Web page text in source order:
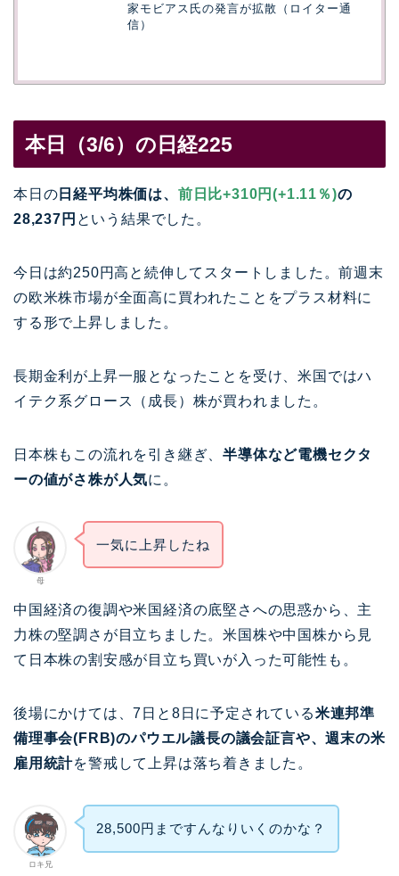
家モビアス氏の発言が拡散（ロイター通
信）
本日（3/6）の日経225
本日の 日経平均株価は、 前日比+310円(+1.11％)の
28,237円 という結果でした。
今日は約250円高と続伸してスタートしました。前週末
の欧米株市場が全面高に買われたことをプラス材料に
する形で上昇しました。
長期金利が上昇一服となったことを受け、米国ではハ
イテク系グロース（成長）株が買われました。
日本株もこの流れを引き継ぎ、半導体など電機セクタ
ーの値がさ株が人気に。
母
一気に上昇したね
中国経済の復調や米国経済の底堅さへの思惑から、主
力株の堅調さが目立ちました。米国株や中国株から見
て日本株の割安感が目立ち買いが入った可能性も。
後場にかけては、7日と8日に予定されている米連邦準
備理事会(FRB)のパウエル議長の議会証言や、週末の米
雇用統計を警戒して上昇は落ち着きました。
ロキ兄
28,500円まですんなりいくのかな？